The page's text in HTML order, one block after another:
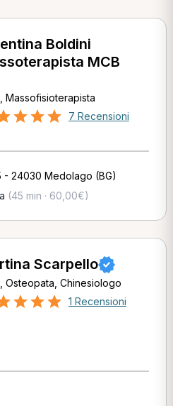
Boldini
MCB
Massofisioterapista
7 Recensioni
- 24030 Medolago (BG)
(45 min · 60,00€)
Scarpello
Osteopata, Chinesiologo
1 Recensioni